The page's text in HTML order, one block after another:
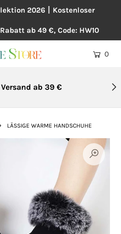
2026丨Kostenloser
ab 49 €, Code: HW10
0
ab 39 €
LÄSSIGE WARME HANDSCHUHE